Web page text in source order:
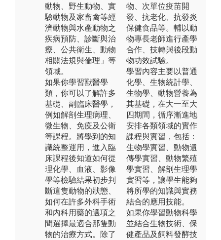
動物、野生動物、實
驗動物及家畜禽等經
濟動物與水產動物之
疾病預防、診斷與治
療、公共衛生、動物
相關法規與倫理」等
領域。
如果你學習獸醫學
類，你可以了解許多
基礎、副臨床醫學，
例如解剖生理病理、
微生物、免疫及公衛
等課程。將學到的知
識統整運用，進入臨
床課程後知道如何從
理化學、血液、影像
學等檢驗結果初步判
斷這隻動物的狀態、
如何在許多外科手術
和內科用藥的選項之
間選擇最適合那隻動
物的治療方式。除了
物、次單位疫苗開
發、抗老化、抗發炎
保健食品等。輔以動
物專長老師進行產學
合作、技轉與後段動
物功效試驗。
學習內容主要以普通
化學、生物統計學、
生物學、動物營養為
其基礎，在大一至大
四期間，循序漸進地
安排各類領域的實作
課程與實習，包括：
生物學實習、動物遺
傳學實習、動物繁殖
學實習、解剖生理學
實習等，讓學生能夠
將所學的知識與實務
結合的應用技能。
如果你學習動物科學
並結合生物技術、保
健產品及飼料發酵技